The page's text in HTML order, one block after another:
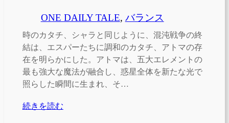
ONE DAILY TALE, バランス
時のカタチ、シャラと同じように、混沌戦争の終
結は、エスパーたちに調和のカタチ、アトマの存
在を明らかにした。アトマは、五大エレメントの
最も強大な魔法が融合し、惑星全体を新たな光で
照らした瞬間に生まれ、そ…
続きを読む